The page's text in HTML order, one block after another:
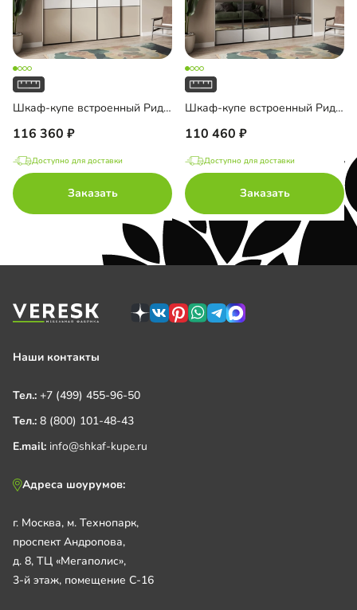
Шкаф-купе встроенный Риден-4-3
116 360
Доступно для доставки
Заказать
Шкаф-купе встроенный Риден-4-4
110 460
Доступно для доставки
Заказать
Наши контакты
Тел.: +7 (499) 455-96-50
Тел.: 8 (800) 101-48-43
E.mail: info@shkaf-kupe.ru
Адреса шоурумов:
г. Москва, м. Технопарк,
проспект Андропова,
д. 8, ТЦ «Мегаполис»,
3-й этаж, помещение С-16